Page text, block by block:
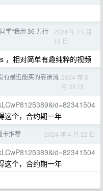
学“我用 36 万行
2024 年 11 月
19 日
，相对简单有趣纯粹的视频
有最近能买的靠谱流 2024 年 5
月 28 日
这个，合约期一年
卡推荐 2024 年 4 月 22 日
这个，合约期一年